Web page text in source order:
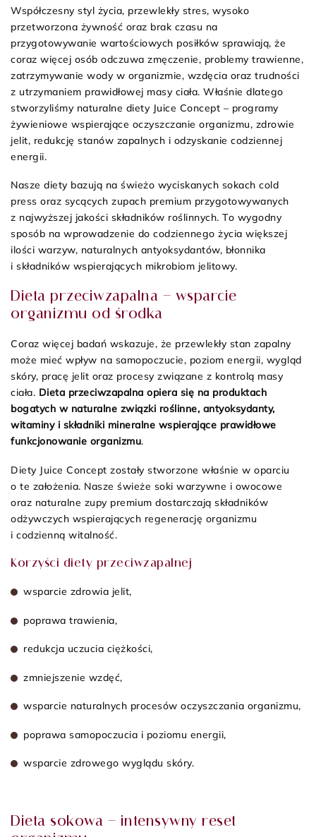
Współczesny styl życia, przewlekły stres, wysoko
przetworzona żywność oraz brak czasu na
przygotowywanie wartościowych posiłków sprawiają, że
coraz więcej osób odczuwa zmęczenie, problemy trawienne,
zatrzymywanie wody w organizmie, wzdęcia oraz trudności
z utrzymaniem prawidłowej masy ciała. Właśnie dlatego
stworzyliśmy naturalne diety Juice Concept – programy
żywieniowe wspierające oczyszczanie organizmu, zdrowie
jelit, redukcję stanów zapalnych i odzyskanie codziennej
energii.
Nasze diety bazują na świeżo wyciskanych sokach cold
press oraz sycących zupach premium przygotowywanych
z najwyższej jakości składników roślinnych. To wygodny
sposób na wprowadzenie do codziennego życia większej
ilości warzyw, naturalnych antyoksydantów, błonnika
i składników wspierających mikrobiom jelitowy.
Dieta przeciwzapalna – wsparcie
organizmu od środka
Coraz więcej badań wskazuje, że przewlekły stan zapalny
może mieć wpływ na samopoczucie, poziom energii, wygląd
skóry, pracę jelit oraz procesy związane z kontrolą masy
ciała. Dieta przeciwzapalna opiera się na produktach
bogatych w naturalne związki roślinne, antyoksydanty,
witaminy i składniki mineralne wspierające prawidłowe
funkcjonowanie organizmu.
Diety Juice Concept zostały stworzone właśnie w oparciu
o te założenia. Nasze świeże soki warzywne i owocowe
oraz naturalne zupy premium dostarczają składników
odżywczych wspierających regenerację organizmu
i codzienną witalność.
Korzyści diety przeciwzapalnej
wsparcie zdrowia jelit,
poprawa trawienia,
redukcja uczucia ciężkości,
zmniejszenie wzdęć,
wsparcie naturalnych procesów oczyszczania organizmu,
poprawa samopoczucia i poziomu energii,
wsparcie zdrowego wyglądu skóry.
Dieta sokowa – intensywny reset